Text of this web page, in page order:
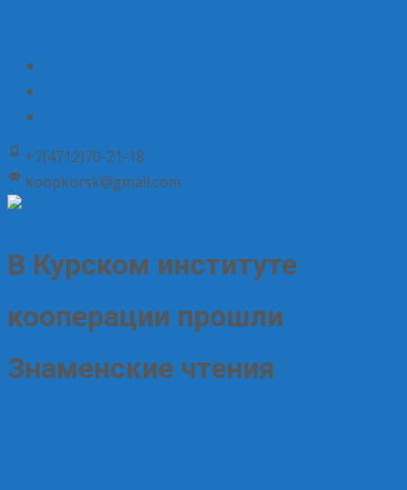
+7(4712)70-21-18
koopkursk@gmail.com
В Курском институте
кооперации прошли
Знаменские чтения